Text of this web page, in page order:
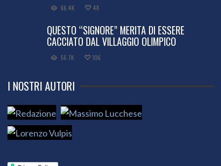
66.4K 48
QUESTO “SIGNORE” MERITA DI ESSERE
CACCIATO DAL VILLAGGIO OLIMPICO
56.7K 106
I NOSTRI AUTORI